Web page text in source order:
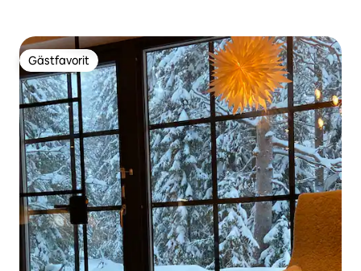
Gästfavorit
Gästfavorit